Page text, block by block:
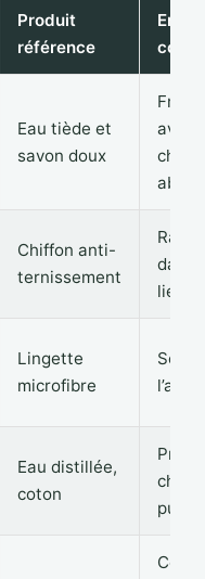
Produit
référence
Erreur
Eau tiède et
savon doux
avec
Chiffon anti-
ternissement
dans
lieu
Lingette
microfibre
l’air
Eau distillée,
coton